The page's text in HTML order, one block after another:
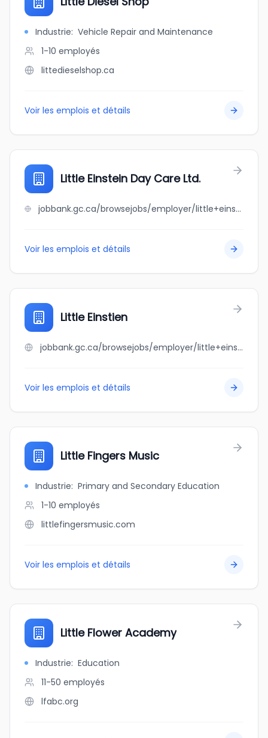
Industrie: Vehicle Repair and Maintenance
1-10 employés
littedieselshop.ca
Voir les emplois et détails
Little Einstein Day Care Ltd.
jobbank.gc.ca/browsejobs/employer/little+einstein+day+care+ltd./ca
Voir les emplois et détails
Little Einstien
jobbank.gc.ca/browsejobs/employer/little+einstien/ca
Voir les emplois et détails
Little Fingers Music
Industrie: Primary and Secondary Education
1-10 employés
littlefingersmusic.com
Voir les emplois et détails
Little Flower Academy
Industrie: Education
11-50 employés
lfabc.org